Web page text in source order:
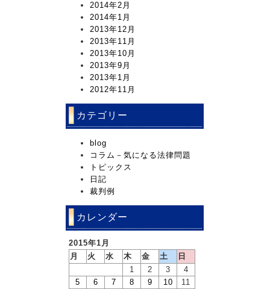
2014年2月
2014年1月
2013年12月
2013年11月
2013年10月
2013年9月
2013年1月
2012年11月
カテゴリー
blog
コラム－気になる法律問題
トピックス
日記
裁判例
カレンダー
2015年1月
月
火 水 木 金 土
日
1
2 3
4
5
6 7 8 9 10
11